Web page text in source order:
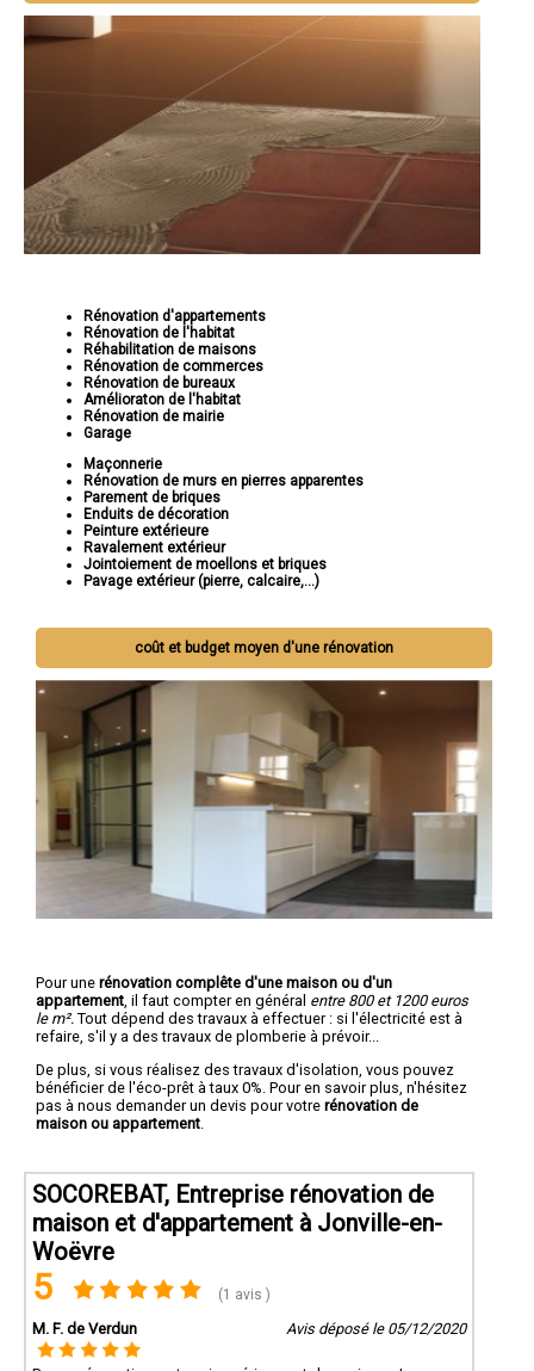
Rénovation d'appartements
Rénovation de l'habitat
Réhabilitation de maisons
Rénovation de commerces
Rénovation de bureaux
Amélioraton de l'habitat
Rénovation de mairie
Garage
Maçonnerie
Rénovation de murs en pierres apparentes
Parement de briques
Enduits de décoration
Peinture extérieure
Ravalement extérieur
Jointoiement de moellons et briques
Pavage extérieur (pierre, calcaire,...)
coût et budget moyen d'une rénovation
Pour une rénovation complête d'une maison ou d'un
appartement , il faut compter en général entre 800 et 1200 euros
le m². Tout dépend des travaux à effectuer : si l'électricité est à
refaire, s'il y a des travaux de plomberie à prévoir...
De plus, si vous réalisez des travaux d'isolation, vous pouvez
bénéficier de l'éco-prêt à taux 0%. Pour en savoir plus, n'hésitez
pas à nous demander un devis pour votre rénovation de
maison ou appartement
SOCOREBAT, Entreprise rénovation de
maison et d'appartement à Jonville-en-
Woëvre
5 (1 avis )
M. F. de Verdun Avis déposé le 05/12/2020